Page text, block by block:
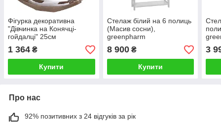
Фігурка декоративна
"Дівчинка на Конячці-
гойдалці" 25см
greenpharm , в стилі Ретро
1 364 ₴
Купити
Стелаж білий на 6 полиць
(Масив сосни),
greenpharm
8 900₴
Купити
3
Про нас
92% позитивних з 24 відгуків за рік